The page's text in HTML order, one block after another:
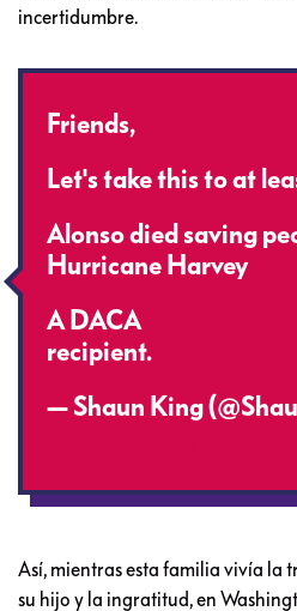
incertidumbre.
Friends,
Let's take this to at
Alonso died saving
Hurricane Harvey
A DACA
recipient.
— Shaun King
Así, mientras esta familia vivía la
su hijo y la ingratitud, en